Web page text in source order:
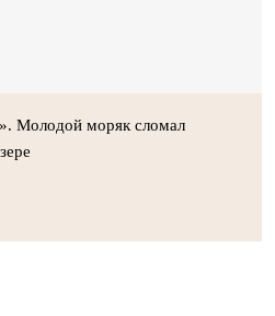
Молодой моряк сломал